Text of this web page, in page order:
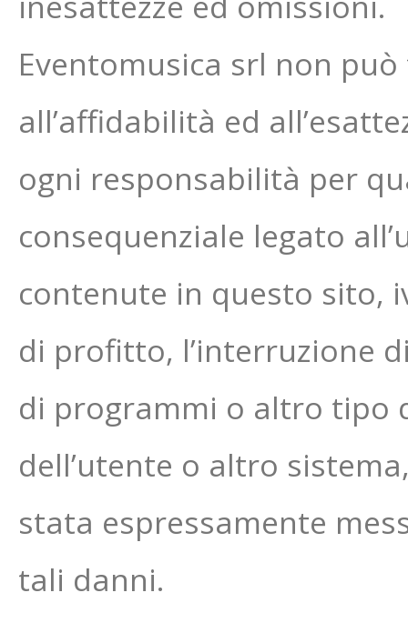
Eventomusica srl non
all’affidabilità ed
ogni responsabilità per
consequenziale legato
contenute in questo sito,
di profitto, l’interruzione
di programmi o altro tipo
dell’utente o altro
stata espressamente
tali danni.